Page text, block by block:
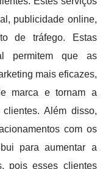
publicidade online,
de tráfego. Estas
permitem que as
mais eficazes,
marca e tornam a
Além disso,
com os
para aumentar a
pois esses clientes